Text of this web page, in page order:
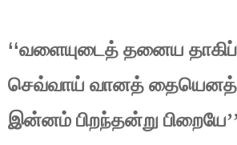
‘‘வளையுடைத் தனைய
செவ்வாய் வானத்
இன்னம் பிறந்தன்று